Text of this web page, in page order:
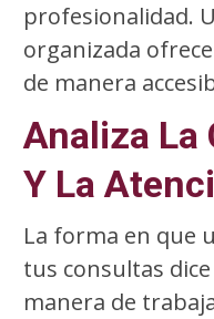
profesionalidad.
organizada
de manera
Analiza La
Y La
La forma en que
tus consultas
manera de